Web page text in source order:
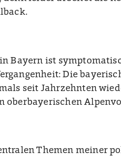
Bayern ist
Die
seit Jahrzehnten
oberbayerischen
Themen meiner